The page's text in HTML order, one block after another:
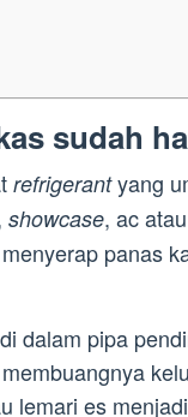
sudah
refrigerantyang
showcase, ac
panas
dalam pipa
lemari es